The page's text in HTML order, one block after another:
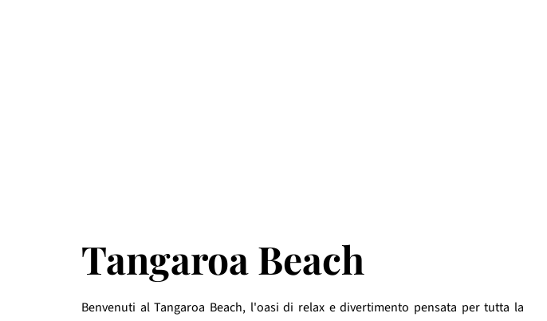
Tangaroa Beach
Benvenuti al Tangaroa Beach, l'oasi di relax e divertimento pensata per tutta la